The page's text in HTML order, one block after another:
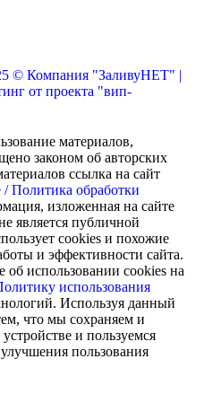
© Компания "ЗаливуНЕТ" |
от проекта "вип-
материалов,
законом об авторских
ссылка на сайт
/Политика обработки
изложенная на сайте
является публичной
cookies и похожие
и эффективности сайта.
об использовании cookies на
использования
Используя данный
что мы сохраняем и
и пользуемся
пользования